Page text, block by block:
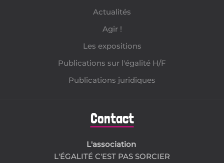
Actualités
Agir !
Les expositions
Publications sur l'égalité H/F
Publications juridiques
Contact
L'association
L'ÉGALITÉ C'EST PAS SORCIER